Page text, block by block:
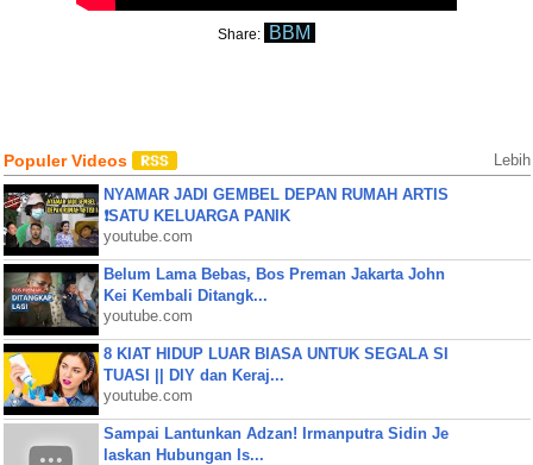
Share: BBM
Populer Videos Lebih
NYAMAR JADI GEMBEL DEPAN RUMAH ARTIS
❗SATU KELUARGA PANIK
youtube.com
Belum Lama Bebas, Bos Preman Jakarta John
Kei Kembali Ditangk...
youtube.com
8 KIAT HIDUP LUAR BIASA UNTUK SEGALA SI
TUASI || DIY dan Keraj...
youtube.com
Sampai Lantunkan Adzan! Irmanputra Sidin Je
laskan Hubungan Is...